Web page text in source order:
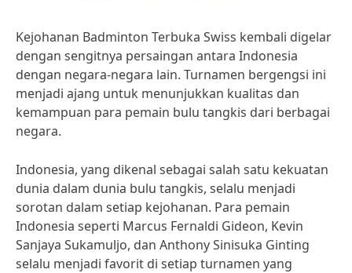
Kejohanan Badminton Terbuka Swiss kembali digelar
dengan sengitnya persaingan antara Indonesia
dengan negara-negara lain. Turnamen bergengsi ini
menjadi ajang untuk menunjukkan kualitas dan
kemampuan para pemain bulu tangkis dari berbagai
negara.
Indonesia, yang dikenal sebagai salah satu kekuatan
dunia dalam dunia bulu tangkis, selalu menjadi
sorotan dalam setiap kejohanan. Para pemain
Indonesia seperti Marcus Fernaldi Gideon, Kevin
Sanjaya Sukamuljo, dan Anthony Sinisuka Ginting
selalu menjadi favorit di setiap turnamen yang